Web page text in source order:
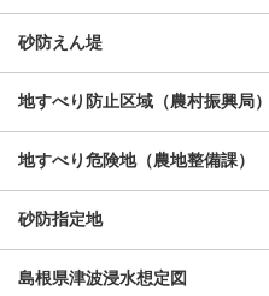
砂防えん堤
地すべり防止区域（農村振興局）
地すべり危険地（農地整備課）
砂防指定地
島根県津波浸水想定図